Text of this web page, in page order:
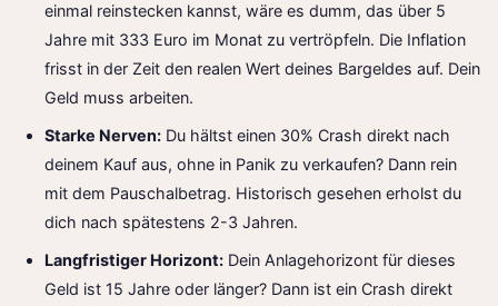
einmal reinstecken kannst, wäre es dumm, das über 5
Jahre mit 333 Euro im Monat zu vertröpfeln. Die Inflation
frisst in der Zeit den realen Wert deines Bargeldes auf. Dein
Geld muss arbeiten.
Starke Nerven: Du hältst einen 30% Crash direkt nach
deinem Kauf aus, ohne in Panik zu verkaufen? Dann rein
mit dem Pauschalbetrag. Historisch gesehen erholst du
dich nach spätestens 2-3 Jahren.
Langfristiger Horizont: Dein Anlagehorizont für dieses
Geld ist 15 Jahre oder länger? Dann ist ein Crash direkt